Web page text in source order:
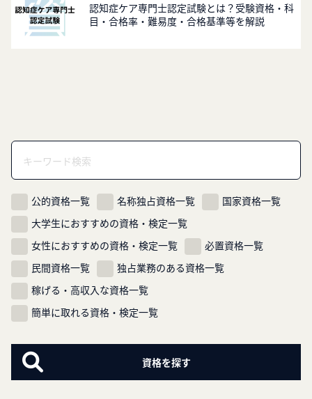
認知症ケア専門士認定試験とは？受験資格・科
目・合格率・難易度・合格基準等を解説
公的資格一覧 名称独占資格一覧
国家資格一覧
大学生におすすめの資格・検定一覧
女性におすすめの資格・検定一覧
必置資格一覧
民間資格一覧
独占業務のある資格一覧
稼げる・高収入な資格一覧
簡単に取れる資格・検定一覧